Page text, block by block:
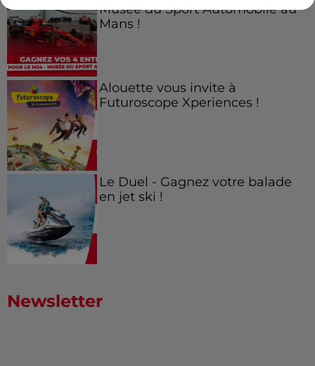
Musée du Sport Automobile au
Mans !
Alouette vous invite à
Futuroscope Xperiences !
Le Duel - Gagnez votre balade
en jet ski !
Newsletter